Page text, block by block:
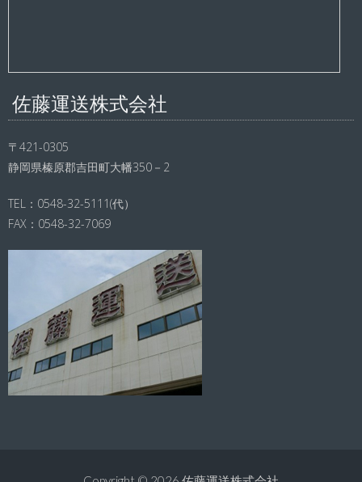
佐藤運送株式会社
〒421-0305
静岡県榛原郡吉田町大幡350－2
TEL：0548-32-5111(代）
FAX：0548-32-7069